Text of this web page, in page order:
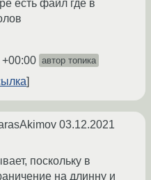
есть файл где в
автор топика
03.12.2021
поскольку в
на длинну и